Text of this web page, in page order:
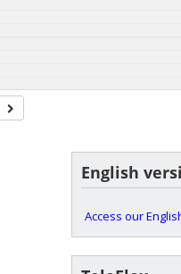
English
Access our